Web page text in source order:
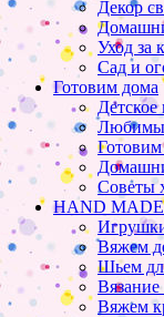
Декор
Уход за
Сад и
Готовим дома
Готовим
Советы
HAND MADE
Вяжем
Шьем
Вяжем